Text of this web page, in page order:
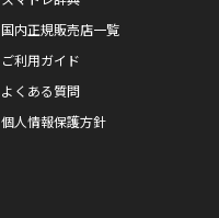
国内正規販売店一覧
ご利用ガイド
よくある質問
個人情報保護方針